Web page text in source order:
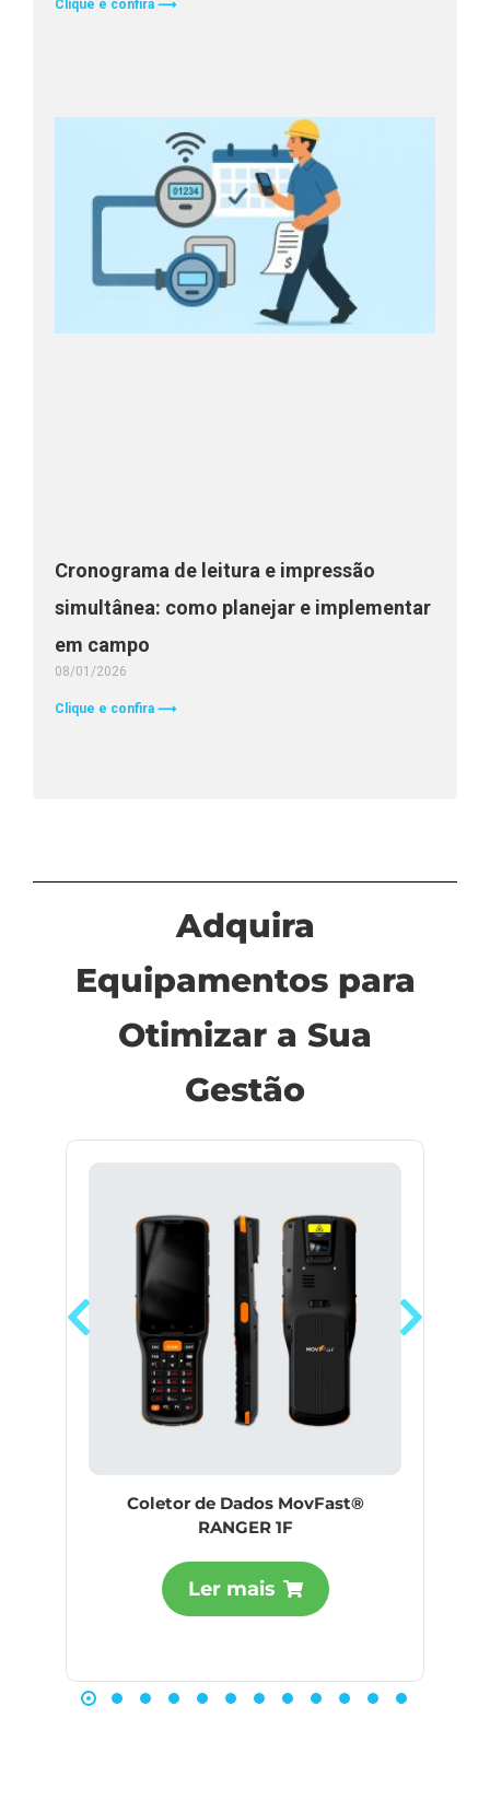
Clique e confira ⟶
Cronograma de leitura e impressão
simultânea: como planejar e implementar
em campo
08/01/2026
Clique e confira ⟶
Adquira
Equipamentos para
Otimizar a Sua
Gestão
Coletor de Dados MovFast®
RANGER 1F
Ler mais